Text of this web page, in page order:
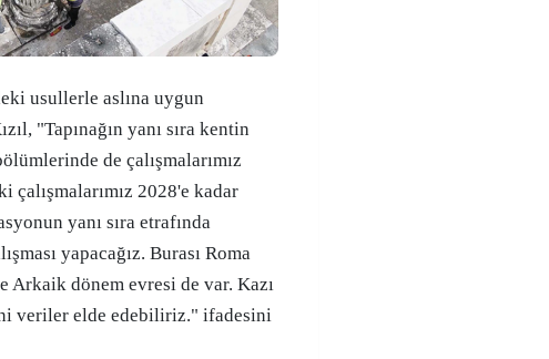
usullerle aslına uygun
"Tapınağın yanı sıra kentin
de çalışmalarımız
çalışmalarımız 2028'e kadar
yanı sıra etrafında
yapacağız. Burası Roma
Arkaik dönem evresi de var. Kazı
veriler elde edebiliriz." ifadesini